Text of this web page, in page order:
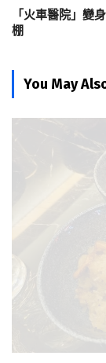
「火車醫院」變
棚
You May